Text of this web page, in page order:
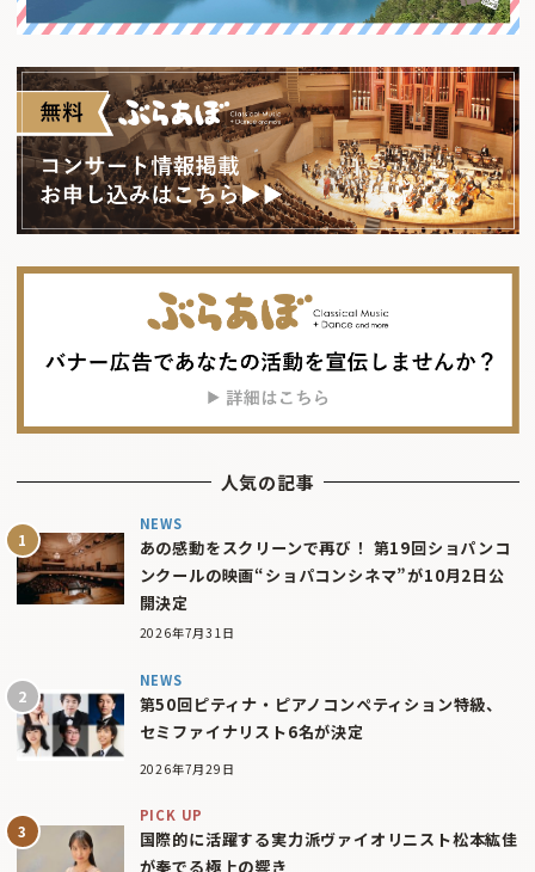
人気の記事
NEWS
あの感動をスクリーンで再び！ 第19回ショパンコ
ンクールの映画“ショパコンシネマ”が10月2日公
開決定
2026年7月31日
NEWS
第50回ピティナ・ピアノコンペティション特級、
セミファイナリスト6名が決定
2026年7月29日
PICK UP
国際的に活躍する実力派ヴァイオリニスト松本紘佳
が奏でる極上の響き